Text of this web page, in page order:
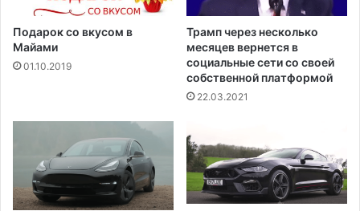
Подарок со вкусом в
Майами
01.10.2019
Трамп через несколько
месяцев вернется в
социальные сети со своей
собственной платформой
22.03.2021